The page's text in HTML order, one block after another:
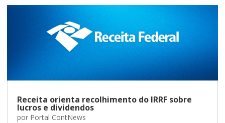
Receita orienta recolhimento do IRRF sobre
lucros e dividendos
por Portal ContNews